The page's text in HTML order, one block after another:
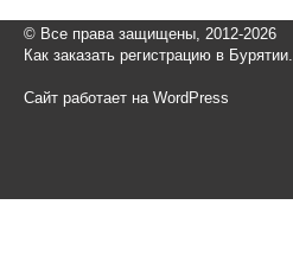
© Все права защищены, 2012-2026
Как заказать регистрацию в Бурятии.
Сайт работает на WordPress